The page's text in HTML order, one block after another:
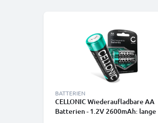
BATTERIEN
CELLONIC Wiederaufladbare AA
Batterien - 1.2V 2600mAh: lange